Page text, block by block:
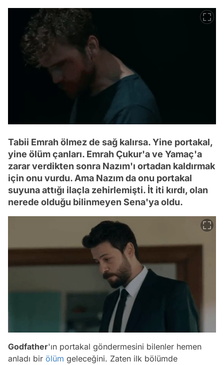
Tabii Emrah ölmez de sağ kalırsa. Yine portakal,
yine ölüm çanları. Emrah Çukur'a ve Yamaç'a
zarar verdikten sonra Nazım'ı ortadan kaldırmak
için onu vurdu. Ama Nazım da onu portakal
suyuna attığı ilaçla zehirlemişti. İt iti kırdı, olan
nerede olduğu bilinmeyen Sena'ya oldu.
Godfather'ın portakal göndermesini bilenler hemen
anladı bir ölüm geleceğini. Zaten ilk bölümde